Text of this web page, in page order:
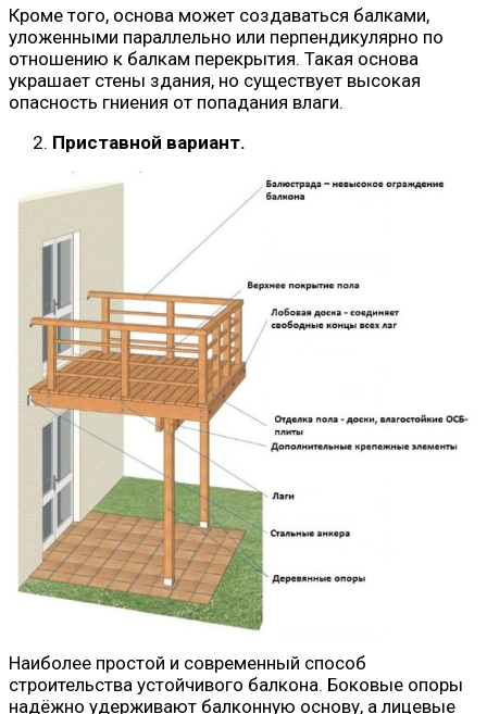
Кроме того, основа может создаваться балками,
уложенными параллельно или перпендикулярно по
отношению к балкам перекрытия. Такая основа
украшает стены здания, но существует высокая
опасность гниения от попадания влаги.
Приставной вариант.
Наиболее простой и современный способ
строительства устойчивого балкона. Боковые опоры
надёжно удерживают балконную основу, а лицевые